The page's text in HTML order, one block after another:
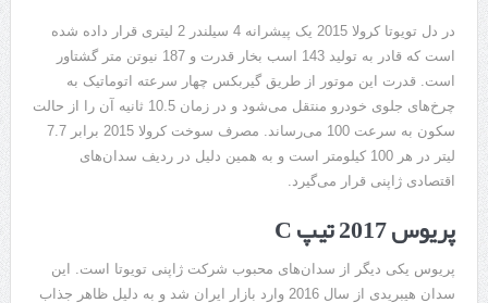
در دل تویوتا کرولا 2015 یک پیشرانه 4 سیلندر 2 لیتری قرار داده شده
است که قادر به تولید 143 اسب بخار قدرت و 187 نیوتن متر گشتاور
است. قدرت این موتور از طریق گیربکس چهار سرعته اتوماتیک به
چرخ‌های جلوی خودرو منتقل می‌شود و در زمان 10.5 ثانیه آن را از حالت
سکون به سرعت 100 می‌رساند. مصرف سوخت کرولا 2015 برابر 7.7
لیتر در هر 100 کیلومتر است و به همین دلیل در ردیف سدان‌های
اقتصادی ژاپنی قرار می‌گیرد.
پریوس 2017 تیپ C
پریوس یکی دیگر از سدان‌های محبوب شرکت ژاپنی تویوتا است. این
سدان هیبریدی از سال 2016 وارد بازار ایران شد و به دلیل ظاهر جذاب